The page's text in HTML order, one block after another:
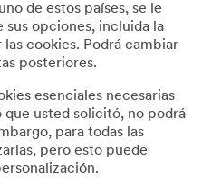
de estos países, se le
opciones, incluida la
cookies. Podrá cambiar
posteriores.
esenciales necesarias
que usted solicitó, no podrá
para todas las
pero esto puede